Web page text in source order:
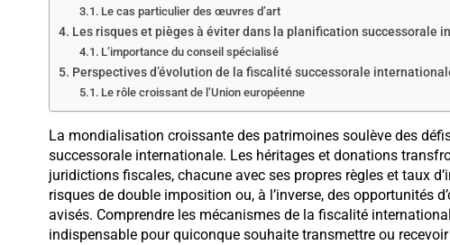
Le cas particulier des œuvres d’art
Les risques et pièges à éviter dans la planification successorale
L’importance du conseil spécialisé
Perspectives d’évolution de la fiscalité successorale
Le rôle croissant de l’Union européenne
La mondialisation croissante des patrimoines soulève des
successorale internationale. Les héritages et donations
juridictions fiscales, chacune avec ses propres règles et taux
risques de double imposition ou, à l’inverse, des opportunités
avisés. Comprendre les mécanismes de la fiscalité
indispensable pour quiconque souhaite transmettre ou